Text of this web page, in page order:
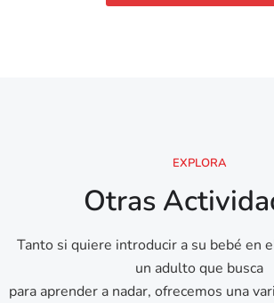
EXPLORA
Otras
Tanto si quiere introducir a su bebé en
un adulto que busca
para aprender a nadar, ofrecemos una